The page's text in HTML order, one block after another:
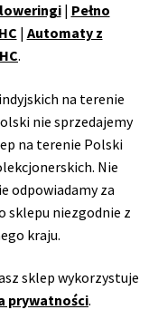
| Pełno
| Automaty z
.
na terenie
nie sprzedajemy
na terenie Polski
Nie
odpowiadamy za
sklepu niezgodnie z
kraju.
sklep wykorzystuje
prywatności.